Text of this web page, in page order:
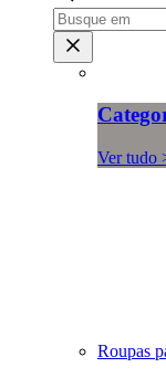
Ver tudo
Roupas